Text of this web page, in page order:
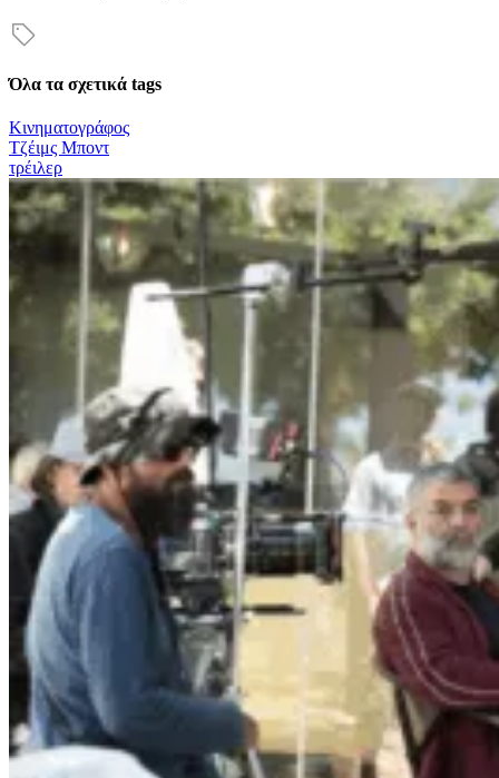
Όλα τα σχετικά tags
Κινηματογράφος
Τζέιμς Μποντ
τρέιλερ